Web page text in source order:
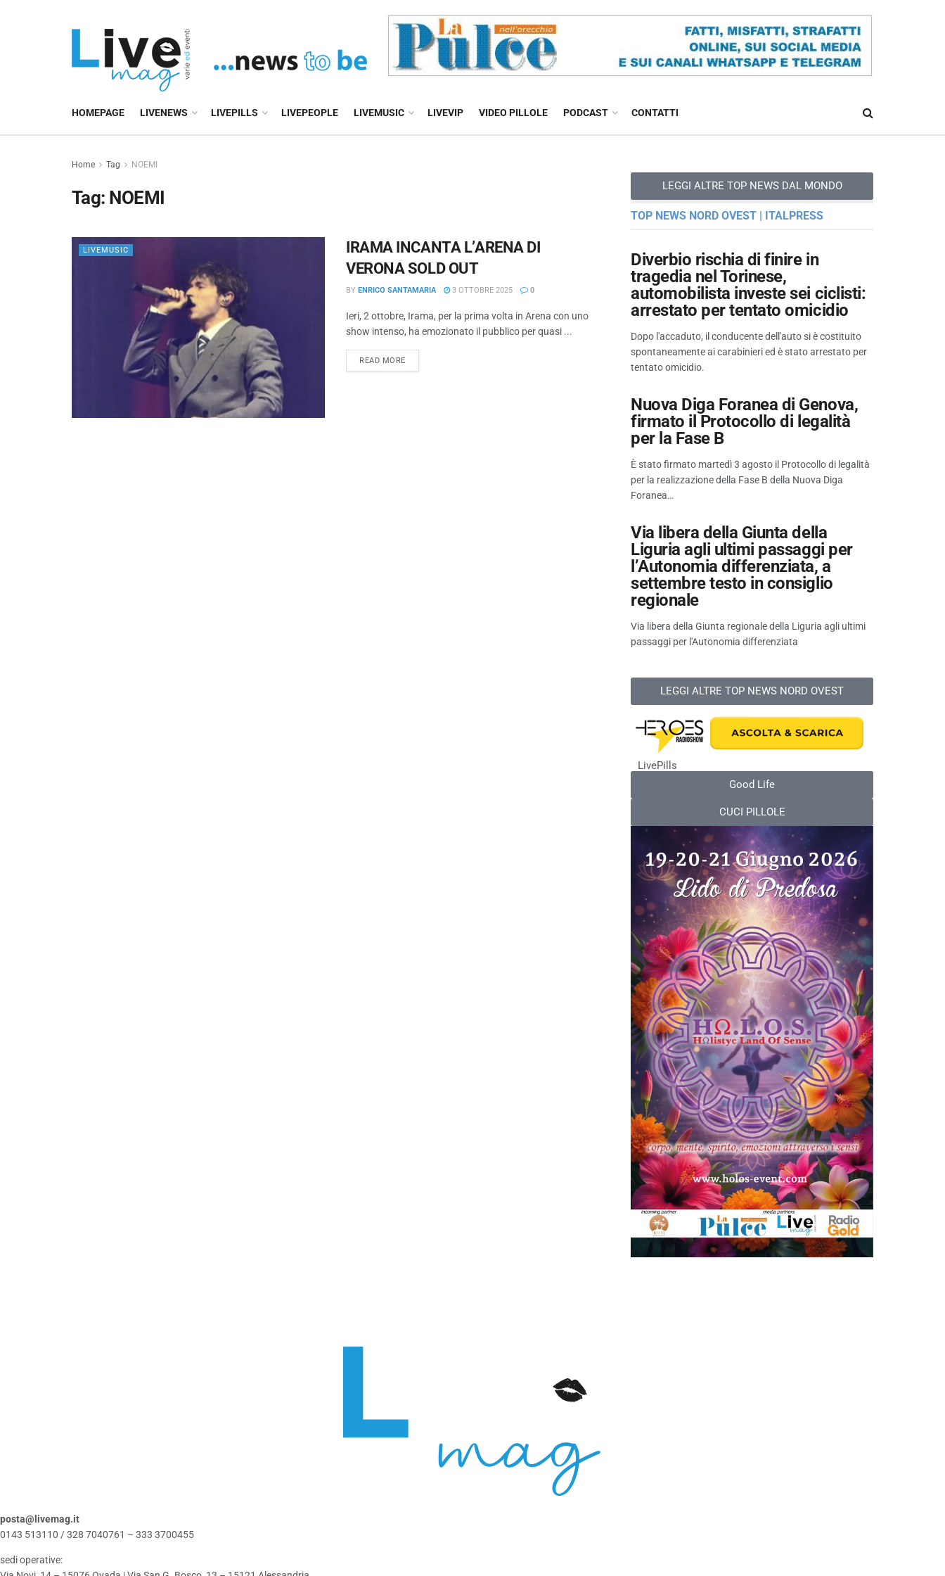
HOMEPAGE LIVENEWS LIVEPILLS LIVEPEOPLE LIVEMUSIC LIVEVIP VIDEO PILLOLE PODCAST CONTATTI
Home Tag NOEMI
Tag: NOEMI
LIVEMUSIC
IRAMA INCANTA L’ARENA DI
VERONA SOLD OUT
BY ENRICO SANTAMARIA 3 OTTOBRE 2025 0
Ieri, 2 ottobre, Irama, per la prima volta in Arena con uno
show intenso, ha emozionato il pubblico per quasi ...
READ MORE
LEGGI ALTRE TOP NEWS DAL MONDO
TOP NEWS NORD OVEST | ITALPRESS
Diverbio rischia di finire in
tragedia nel Torinese,
automobilista investe sei ciclisti:
arrestato per tentato omicidio
Dopo l'accaduto, il conducente dell'auto si è costituito
spontaneamente ai carabinieri ed è stato arrestato per
tentato omicidio.
Nuova Diga Foranea di Genova,
firmato il Protocollo di legalità
per la Fase B
È stato firmato martedì 3 agosto il Protocollo di legalità
per la realizzazione della Fase B della Nuova Diga
Foranea…
Via libera della Giunta della
Liguria agli ultimi passaggi per
l’Autonomia differenziata, a
settembre testo in consiglio
regionale
Via libera della Giunta regionale della Liguria agli ultimi
passaggi per l'Autonomia differenziata
LEGGI ALTRE TOP NEWS NORD OVEST
LivePills
Good Life
CUCI PILLOLE
posta@livemag.it
0143 513110 / 328 7040761 – 333 3700455
sedi operative: